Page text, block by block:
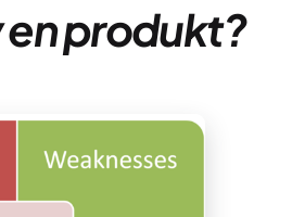
en produkt?